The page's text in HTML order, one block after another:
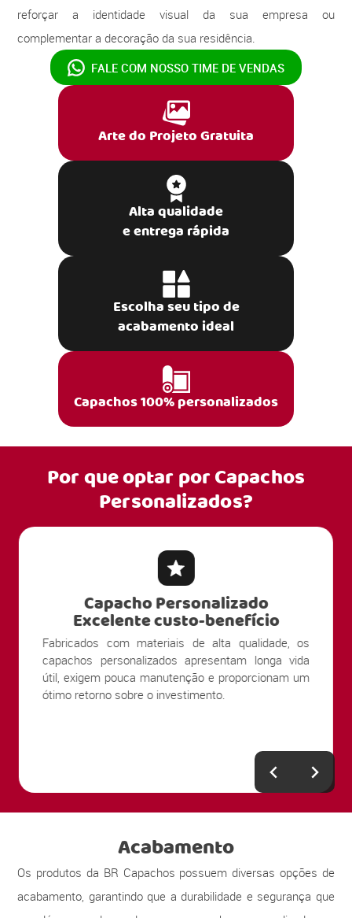
reforçar a identidade visual da sua empresa ou
complementar a decoração da sua residência.
FALE COM NOSSO TIME DE VENDAS
Arte do Projeto Gratuita
Alta qualidade
e entrega rápida
Escolha seu tipo de
acabamento ideal
Capachos 100% personalizados
Por que optar porCapachos
Personalizados?
Capacho Personalizado
Excelente custo-benefício
Fabricados com materiais de alta qualidade, os
capachos personalizados apresentam longa vida
útil, exigem pouca manutenção e proporcionam um
ótimo retorno sobre o investimento.
Acabamento
Os produtos da BR Capachos possuem diversas opções de
acabamento, garantindo que a durabilidade e segurança que